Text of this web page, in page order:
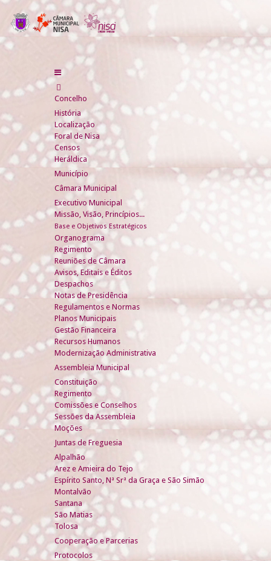
Concelho
História
Localização
Foral de Nisa
Censos
Heráldica
Município
Câmara Municipal
Executivo Municipal
Missão, Visão, Princípios...
Base e Objetivos Estratégicos
Organograma
Regimento
Reuniões de Câmara
Avisos, Editais e Éditos
Despachos
Notas de Presidência
Regulamentos e Normas
Planos Municipais
Gestão Financeira
Recursos Humanos
Modernização Administrativa
Assembleia Municipal
Constituição
Regimento
Comissões e Conselhos
Sessões da Assembleia
Moções
Juntas de Freguesia
Alpalhão
Arez e Amieira do Tejo
Espírito Santo, Nª Srª da Graça e São Simão
Montalvão
Santana
São Matias
Tolosa
Cooperação e Parcerias
Protocolos